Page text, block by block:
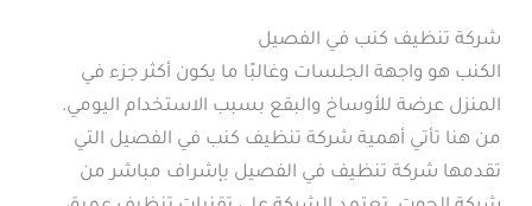
شركة تنظيف كنب في الفصيل
الكنب هو واجهة الجلسات وغالبًا ما يكون أكثر جزء في
المنزل عرضة للأوساخ والبقع بسبب الاستخدام اليومي.
من هنا تأتي أهمية شركة تنظيف كنب في الفصيل التي
تقدمها شركة تنظيف في الفصيل بإشراف مباشر من